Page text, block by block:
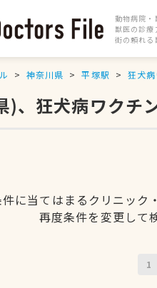
動物病院・
獣医の診療
街の頼れ
神奈川県 平塚駅 狂犬
)、狂犬病ワクチ
に当てはまるクリニック
再度条件を変更して
1